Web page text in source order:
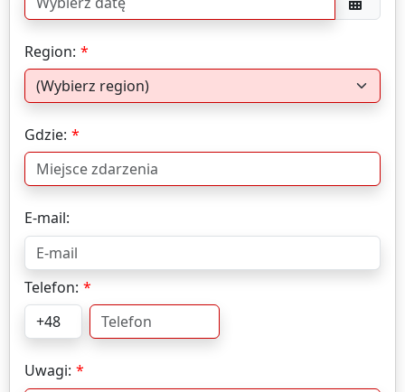
Region:
Gdzie:
E-mail:
Telefon:
Uwagi: